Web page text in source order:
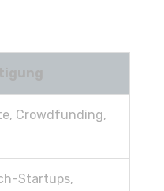
Crowdfunding,
Startups,